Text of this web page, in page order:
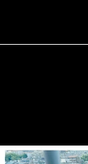
激に成長して、